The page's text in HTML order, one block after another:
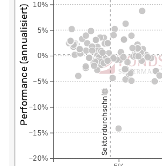
−20%
−15%
−10%
−5%
0%
5%
10%
Sektordurchschnitt
Performance (annualisiert)